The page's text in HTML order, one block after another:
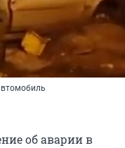
об аварии в